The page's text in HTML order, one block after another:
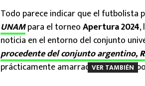
Todo parece indicar que el futbolista
UNAMpara el torneoApertura 2024,
noticia en el entorno del conjunto
procedente del conjunto argentino,
prácticamente amarrado con el
VER TAMBIÉN